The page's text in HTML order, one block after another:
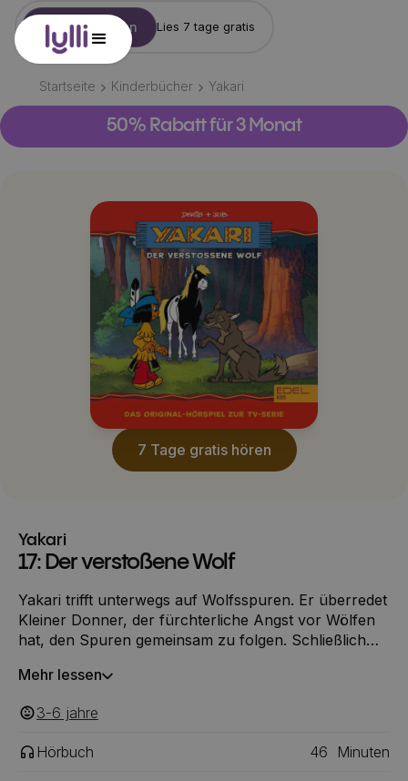
Konto erstellen Lies 7 tage gratis
Startseite Kinderbücher Yakari
50% Rabatt für 3 Monat
7 Tage gratis hören
Yakari
17: Der verstoßene Wolf
Yakari trifft unterwegs auf Wolfsspuren. Er überredet
Kleiner Donner, der fürchterliche Angst vor Wölfen
hat, den Spuren gemeinsam zu folgen. Schließlich
Wölfe einen der ihren verstoßen. Und: Müder Krieger
Angst rennt er ins Indianerlager. Der Stamm ist
werden.
Mehr lessen
3-6 ‎‎ jahre
Hörbuch 46 Minuten